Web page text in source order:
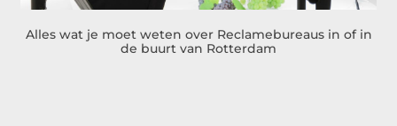
Alles wat je moet weten over Reclamebureaus in of in
de buurt van Rotterdam